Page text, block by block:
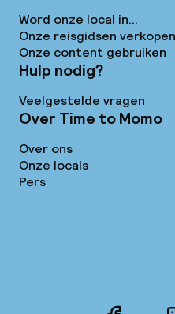
Word onze local in...
Onze reisgidsen verkopen
Onze content gebruiken
Hulp nodig?
Veelgestelde vragen
Over Time to Momo
Over ons
Onze locals
Pers